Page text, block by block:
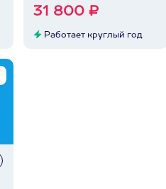
31 800 ₽
Работает круглый год